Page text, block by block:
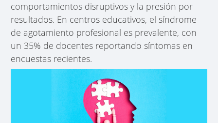
comportamientos disruptivos y la presión por
resultados. En centros educativos, el síndrome
de agotamiento profesional es prevalente, con
un 35% de docentes reportando síntomas en
encuestas recientes.